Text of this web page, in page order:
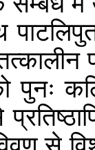
पुनः